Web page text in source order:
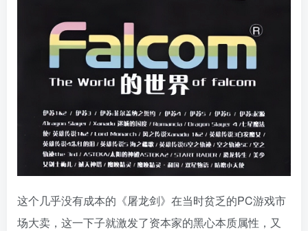
这个几乎没有成本的《屠龙剑》在当时贫乏的PC游戏市
场大卖，这一下子就激发了资本家的黑心本质属性，又